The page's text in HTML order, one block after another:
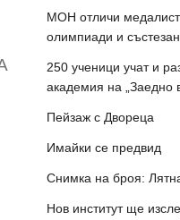
МОН отличи
олимпиади и
250 ученици учат и
академия на „Заедно
Пейзаж с Двореца
Имайки се предвид
Снимка на броя:
Нов институт ще